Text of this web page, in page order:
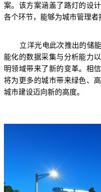
案。该方案涵盖了路灯的设
各个环节，能够为城市管理者
立洋光电此次推出的储
能化的数据采集与分析能力
明领域带来了新的变革。相
将为更多的城市带来绿色、
城市建设迈向新的高度。